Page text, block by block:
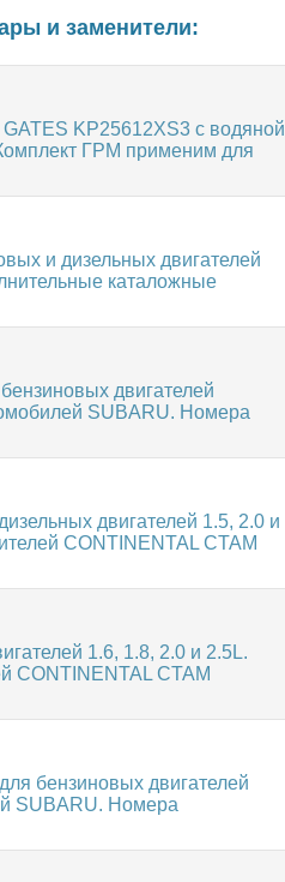
и заменители:
KP25612XS3 с водяной
ГРМ применим для
и дизельных двигателей
каталожные
двигателей
SUBARU. Номера
двигателей 1.5, 2.0 и
CONTINENTAL CTAM
1.6, 1.8, 2.0 и 2.5L.
CONTINENTAL CTAM
бензиновых двигателей
SUBARU. Номера